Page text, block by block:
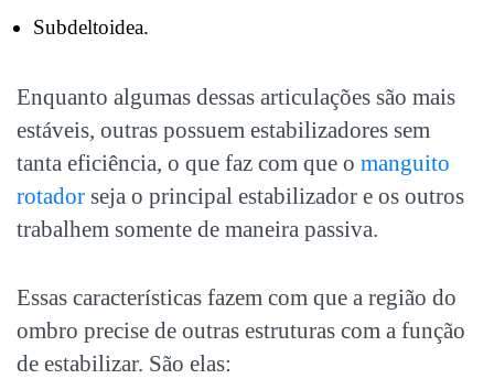
Subdeltoidea.
Enquanto algumas dessas articulações são mais
estáveis, outras possuem estabilizadores sem
tanta eficiência, o que faz com que o manguito
rotador seja o principal estabilizador e os outros
trabalhem somente de maneira passiva.
Essas características fazem com que a região do
ombro precise de outras estruturas com a função
de estabilizar. São elas: